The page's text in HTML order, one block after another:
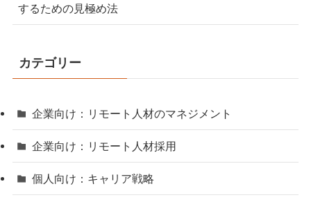
するための見極め法
カテゴリー
企業向け：リモート人材のマネジメント
企業向け：リモート人材採用
個人向け：キャリア戦略